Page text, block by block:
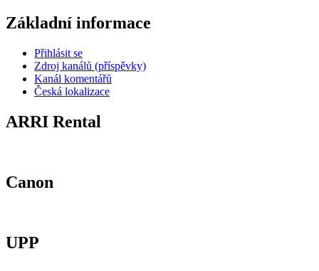
Základní informace
Přihlásit se
Zdroj kanálů (příspěvky)
Kanál komentářů
Česká lokalizace
ARRI Rental
Canon
UPP